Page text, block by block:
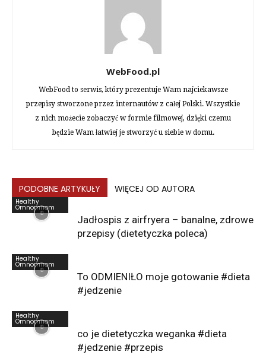
WebFood.pl
WebFood to serwis, który prezentuje Wam najciekawsze
przepisy stworzone przez internautów z całej Polski. Wszystkie
z nich możecie zobaczyć w formie filmowej, dzięki czemu
będzie Wam łatwiej je stworzyć u siebie w domu.
PODOBNE ARTYKUŁY WIĘCEJ OD AUTORA
Healthy
Omnomnom
Jadłospis z airfryera – banalne, zdrowe
przepisy (dietetyczka poleca)
Healthy
Omnomnom
To ODMIENIŁO moje gotowanie #dieta
#jedzenie
Healthy
Omnomnom
co je dietetyczka weganka #dieta
#jedzenie #przepis